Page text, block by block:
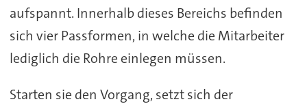
aufspannt. Innerhalb dieses Bereichs befinden
sich vier Passformen, in welche die Mitarbeiter
lediglich die Rohre einlegen müssen.
Starten sie den Vorgang, setzt sich der